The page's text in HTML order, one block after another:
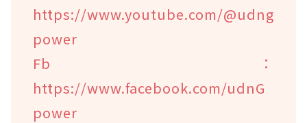
https://www.youtube.com/@udng
power
Fb：
https://www.facebook.com/udnG
power